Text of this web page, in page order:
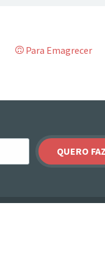
Para Emagrecer